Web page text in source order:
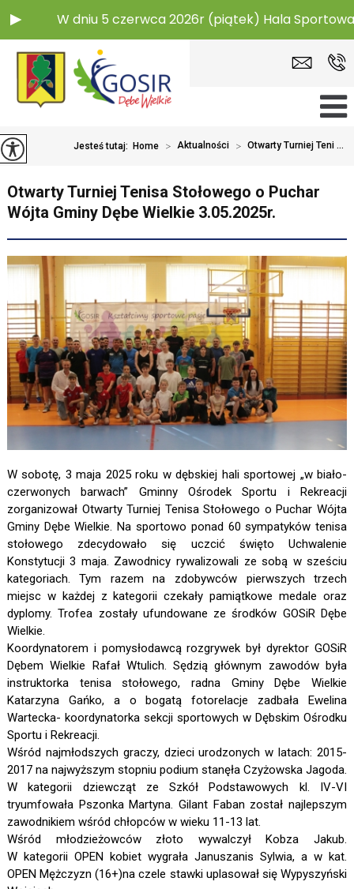
W dniu 5 czerwca 2026r (piątek) Hala Sportowa w
Jesteś tutaj: Home > Aktualności > Otwarty Turniej Teni ...
Otwarty Turniej Tenisa Stołowego o Puchar
Wójta Gminy Dębe Wielkie 3.05.2025r.
W sobotę, 3 maja 2025 roku w dębskiej hali sportowej „w biało-
czerwonych barwach” Gminny Ośrodek Sportu i Rekreacji
zorganizował Otwarty Turniej Tenisa Stołowego o Puchar Wójta
Gminy Dębe Wielkie. Na sportowo ponad 60 sympatyków tenisa
stołowego zdecydowało się uczcić święto Uchwalenie
Konstytucji 3 maja. Zawodnicy rywalizowali ze sobą w sześciu
kategoriach. Tym razem na zdobywców pierwszych trzech
miejsc w każdej z kategorii czekały pamiątkowe medale oraz
dyplomy. Trofea zostały ufundowane ze środków GOSiR Dębe
Wielkie.
Koordynatorem i pomysłodawcą rozgrywek był dyrektor GOSiR
Dębem Wielkie Rafał Wtulich. Sędzią głównym zawodów była
instruktorka tenisa stołowego, radna Gminy Dębe Wielkie
Katarzyna Gańko, a o bogatą fotorelacje zadbała Ewelina
Wartecka- koordynatorka sekcji sportowych w Dębskim Ośrodku
Sportu i Rekreacji.
Wśród najmłodszych graczy, dzieci urodzonych w latach: 2015-
2017 na najwyższym stopniu podium stanęła Czyżowska Jagoda.
W kategorii dziewcząt ze Szkół Podstawowych kl. IV-VI
tryumfowała Pszonka Martyna. Gilant Faban został najlepszym
zawodnikiem wśród chłopców w wieku 11-13 lat.
Wśród młodzieżowców złoto wywalczył Kobza Jakub.
W kategorii OPEN kobiet wygrała Januszanis Sylwia, a w kat.
OPEN Mężczyzn (16+)na czele stawki uplasował się Wypyszyński